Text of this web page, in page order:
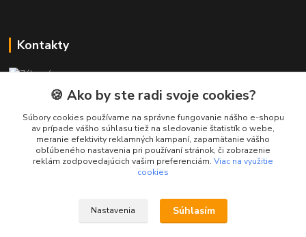
Kontakty
+421 911 010 560
Po-Pia, 13-17 hod.
info@presmartfon.sk
🍪 Ako by ste radi svoje cookies?
Súbory cookies používame na správne fungovanie nášho e-shopu
av prípade vášho súhlasu tiež na sledovanie štatistík o webe,
meranie efektivity reklamných kampaní, zapamätanie vášho
obľúbeného nastavenia pri používaní stránok, či zobrazenie
reklám zodpovedajúcich vašim preferenciám. Viac na využitie
cookies
Nastavenia Súhlasím